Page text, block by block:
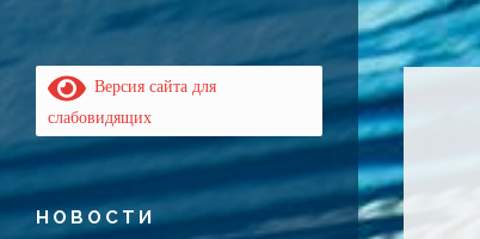
Версия сайта для
слабовидящих
НОВОСТИ